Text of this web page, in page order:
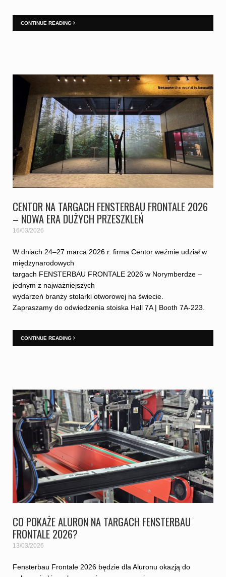
CONTINUE READING
CENTOR NA TARGACH FENSTERBAU FRONTALE 2026
– NOWA ERA DUŻYCH PRZESZKLEŃ
16/03/2026
W dniach 24–27 marca 2026 r. firma Centor weźmie udział w
międzynarodowych
targach FENSTERBAU FRONTALE 2026 w Norymberdze –
jednym z najważniejszych
wydarzeń branży stolarki otworowej na świecie.
Zapraszamy do odwiedzenia stoiska Hall 7A | Booth 7A-223.
CONTINUE READING
CO POKAŻE ALURON NA TARGACH FENSTERBAU
FRONTALE 2026?
13/03/2026
Fensterbau Frontale 2026 będzie dla Aluronu okazją do